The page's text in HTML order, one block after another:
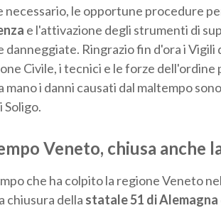
necessario, le opportune procedure
e l'attivazione degli strumenti di
danneggiate. Ringrazio fin d'ora i Vigili
Civile, i tecnici e le forze
mano i danni causati dal maltempo
Soligo.
Veneto, chiusa anche
che ha colpito la regione Veneto
chiusura della statale 51 di Alemagna